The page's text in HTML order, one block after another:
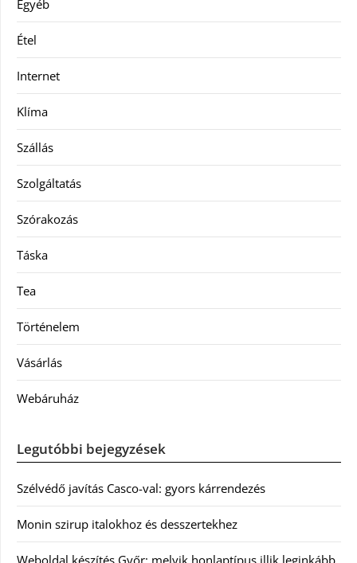
Egyéb
Étel
Internet
Klíma
Szállás
Szolgáltatás
Szórakozás
Táska
Tea
Történelem
Vásárlás
Webáruház
Legutóbbi bejegyzések
Szélvédő javítás Casco-val: gyors kárrendezés
Monin szirup italokhoz és desszertekhez
Weboldal készítés Győr: melyik honlaptípus illik leginkább